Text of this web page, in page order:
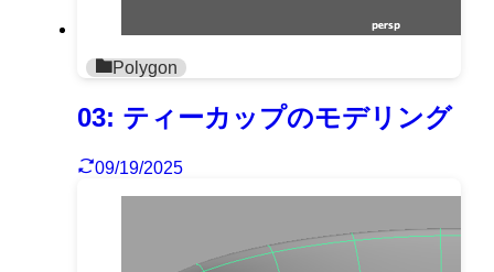
Polygon
03: ティーカップのモデリング
09/19/2025